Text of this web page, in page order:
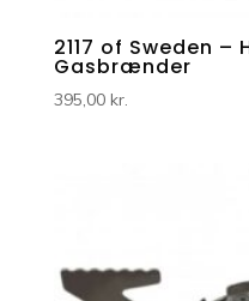
2117 of Sweden
Gasbrænder
395,00 kr.